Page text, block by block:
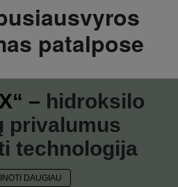
patalpose
“ – hidroksilo
privalumus
technologija
DAUGIAU